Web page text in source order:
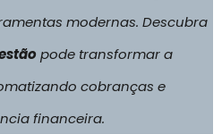
modernas. Descubra
pode transformar a
cobranças e
financeira.